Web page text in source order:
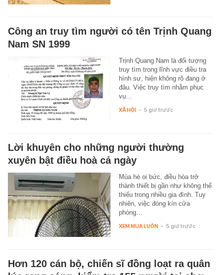
Công an truy tìm người có tên Trịnh Quang
Nam SN 1999
Trịnh Quang Nam là đối tượng
truy tìm trong lĩnh vực điều tra
hình sự, hiện không rõ đang ở
đâu. Việc truy tìm nhằm phục
vụ…
XÃ HỘI - 5 giờ trước
Lời khuyên cho những người thường
xuyên bật điều hoà cả ngày
Mùa hè oi bức, điều hòa trở
thành thiết bị gần như không thể
thiếu trong nhiều gia đình. Tuy
nhiên, việc đóng kín cửa
phòng…
XEM MUA LUÔN - 5 giờ trước
Hơn 120 cán bộ, chiến sĩ đồng loạt ra quân